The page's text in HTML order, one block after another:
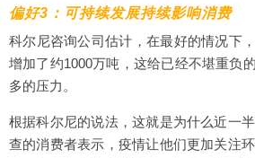
偏好3：可持续发展持续影响消费
科尔尼咨询公司估计，在最好的情况下
增加了约1000万吨，这给已经不堪重负
多的压力。
根据科尔尼的说法，这就是为什么近一
查的消费者表示，疫情让他们更加关注